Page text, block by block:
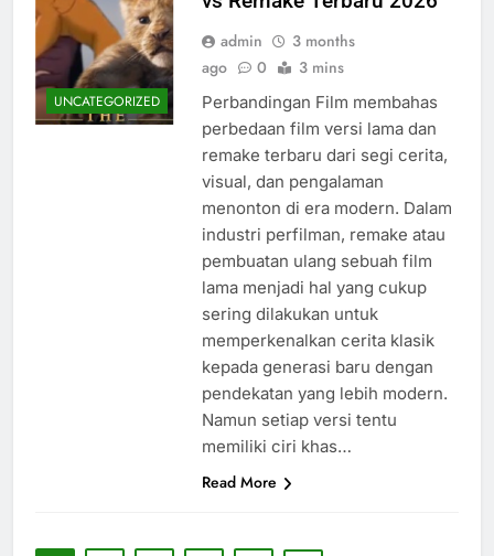
UNCATEGORIZED
admin
3 months
ago
0 3 mins
Perbandingan Film membahas
perbedaan film versi lama dan
remake terbaru dari segi cerita,
visual, dan pengalaman
menonton di era modern. Dalam
industri perfilman, remake atau
pembuatan ulang sebuah film
lama menjadi hal yang cukup
sering dilakukan untuk
memperkenalkan cerita klasik
kepada generasi baru dengan
pendekatan yang lebih modern.
Namun setiap versi tentu
memiliki ciri khas…
Read More